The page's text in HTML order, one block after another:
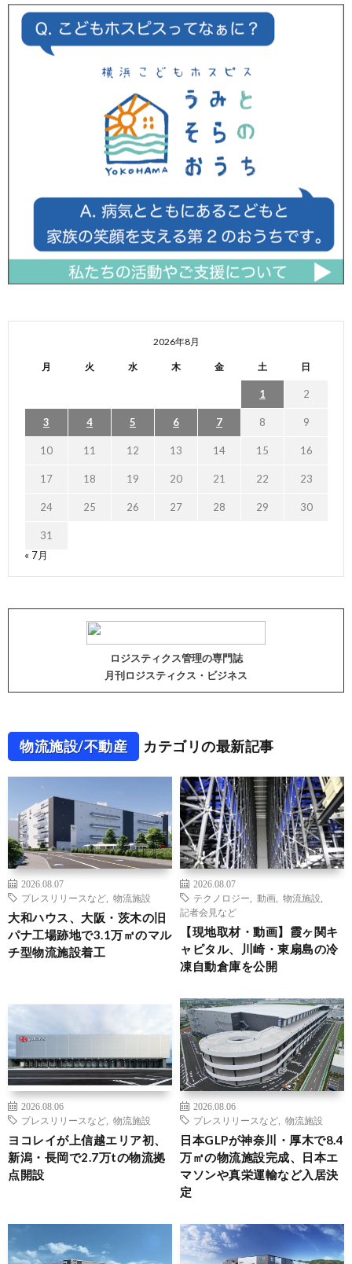
2026年8月
月 火 水 木 金 土 日
1 2
3 4 5 6 7 8 9
10 11 12 13 14 15 16
17 18 19 20 21 22 23
24 25 26 27 28 29 30
31
« 7月
ロジスティクス管理の専門誌
月刊ロジスティクス・ビジネス
物流施設/不動産 カテゴリの最新記事
2026.08.07
プレスリリースなど
物流施設
大和ハウス、大阪・茨木の旧
パナ工場跡地で3.1万㎡のマル
チ型物流施設着工
2026.08.07
テクノロジー
動画 物流施設
記者会見など
【現地取材・動画】霞ヶ関キ
ャピタル、川崎・東扇島の冷
凍自動倉庫を公開
2026.08.06
プレスリリースなど
物流施設
ヨコレイが上信越エリア初、
新潟・長岡で2.7万tの物流拠
点開設
2026.08.06
プレスリリースなど
物流施設
日本GLPが神奈川・厚木で8.4
万㎡の物流施設完成、日本エ
マソンや真栄運輸など入居決
定